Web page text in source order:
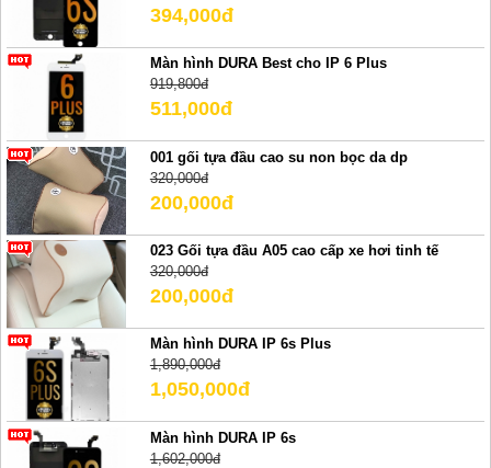
394,000đ
Màn hình DURA Best cho IP 6 Plus
919,800đ
511,000đ
001 gối tựa đầu cao su non bọc da dp
320,000đ
200,000đ
023 Gối tựa đầu A05 cao cấp xe hơi tinh tế
320,000đ
200,000đ
Màn hình DURA IP 6s Plus
1,890,000đ
1,050,000đ
Màn hình DURA IP 6s
1,602,000đ